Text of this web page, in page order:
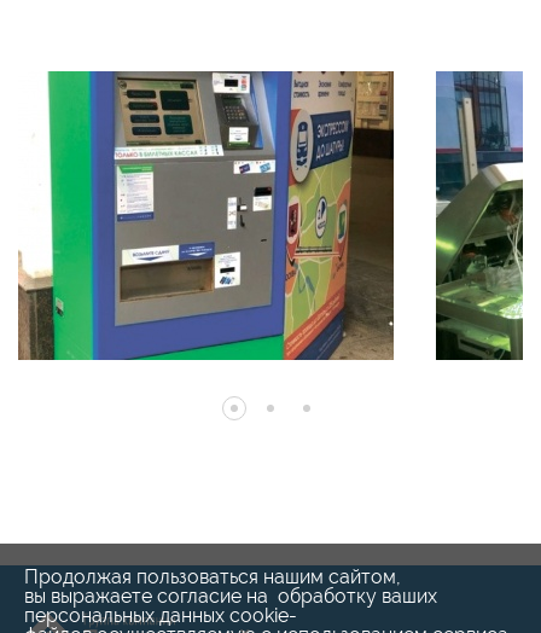
Продолжая пользоваться нашим сайтом,
вы выражаете согласие на обработку ваших
персональных данных cookie-